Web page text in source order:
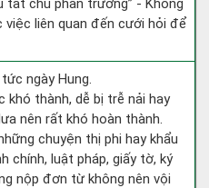
tất chủ phân trương” - Không
việc liên quan đến cưới hỏi để
ngày Hung.
khó thành, dễ bị trễ nải hay
nên rất khó hoàn thành.
chuyện thị phi hay khẩu
chính, luật pháp, giấy tờ, ký
nộp đơn từ không nên vội